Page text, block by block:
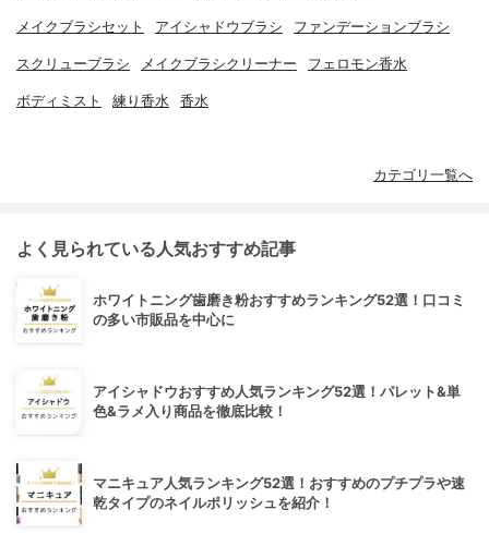
メイクブラシセット アイシャドウブラシ ファンデーションブラシ
スクリューブラシ メイクブラシクリーナー フェロモン香水
ボディミスト 練り香水 香水
カテゴリ一覧へ
よく見られている人気おすすめ記事
ホワイトニング歯磨き粉おすすめランキング52選！口コミ
の多い市販品を中心に
アイシャドウおすすめ人気ランキング52選！パレット&単
色&ラメ入り商品を徹底比較！
マニキュア人気ランキング52選！おすすめのプチプラや速
乾タイプのネイルポリッシュを紹介！